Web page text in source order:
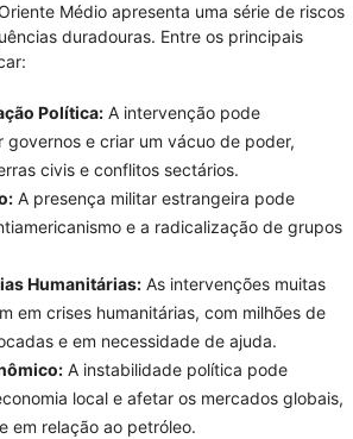
Médio apresenta uma série de riscos
duradouras. Entre os principais
Política: A intervenção pode
governos e criar um vácuo de poder,
civis e conflitos sectários.
A presença militar estrangeira pode
e a radicalização de grupos
Humanitárias: As intervenções muitas
em crises humanitárias, com milhões de
e em necessidade de ajuda.
A instabilidade política pode
local e afetar os mercados globais,
em relação ao petróleo.